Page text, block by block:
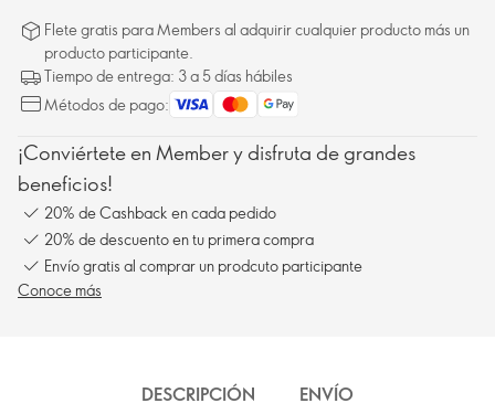
Flete gratis para Members al adquirir cualquier producto más un
producto participante.
Tiempo de entrega: 3 a 5 días hábiles
Métodos de pago:
¡Conviértete en Member y disfruta de grandes
beneficios!
20% de Cashback en cada pedido
20% de descuento en tu primera compra
Envío gratis al comprar un prodcuto participante
Conoce más
DESCRIPCIÓN ENVÍO